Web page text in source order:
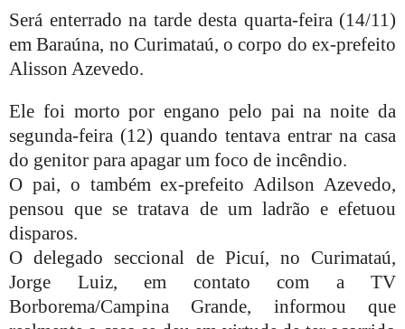
Será enterrado na tarde desta quarta-feira (14/11)
em Baraúna, no Curimataú, o corpo do ex-prefeito
Alisson Azevedo.
Ele foi morto por engano pelo pai na noite da
segunda-feira (12) quando tentava entrar na casa
do genitor para apagar um foco de incêndio.
O pai, o também ex-prefeito Adilson Azevedo,
pensou que se tratava de um ladrão e efetuou
disparos.
O delegado seccional de Picuí, no Curimataú,
Jorge Luiz, em contato com a TV
Borborema/Campina Grande, informou que